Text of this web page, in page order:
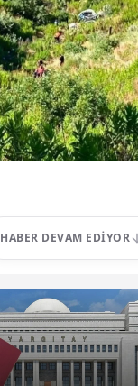
HABER DEVAM EDIYOR